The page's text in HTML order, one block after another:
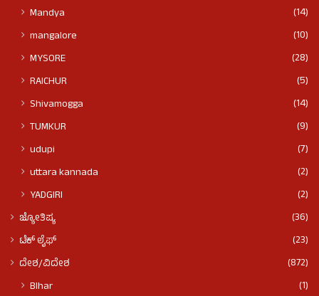
Mandya
(14)
mangalore
(10)
MYSORE
(28)
RAICHUR
(5)
Shivamogga
(14)
TUMKUR
(9)
udupi
(7)
uttara kannada
(2)
YADGIRI
(2)
ಜ್ಯೋತಿಷ್ಯ
(36)
ಟೆಕ್ ಲೈಫ್
(23)
ದೇಶ/ವಿದೇಶ
(872)
BIhar
(1)